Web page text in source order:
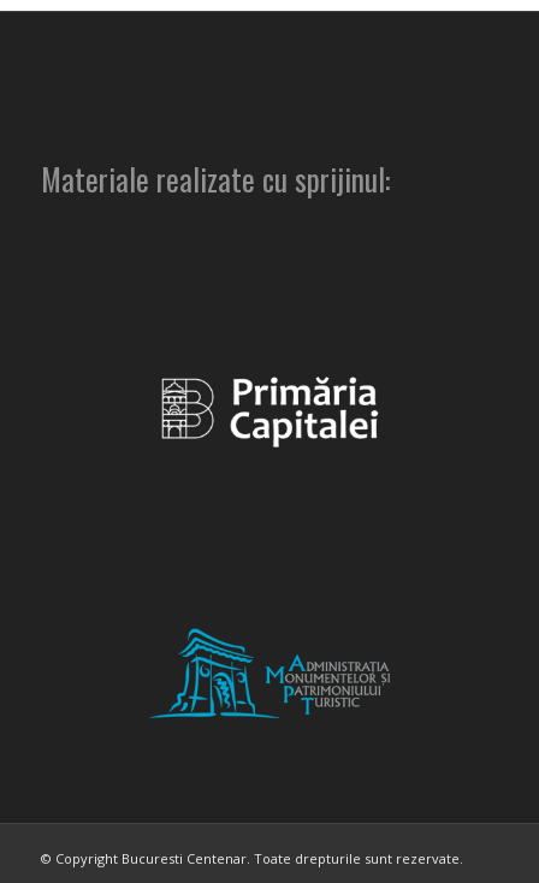
Materiale realizate cu sprijinul:
© Copyright Bucuresti Centenar. Toate drepturile sunt rezervate.